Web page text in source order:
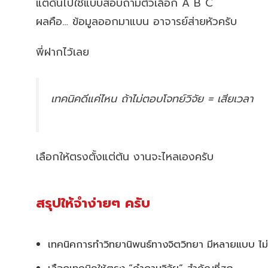
แต่ดันไปใช้แบบสอบถามตัวเลือก A B C
ผลคือ… ข้อมูลออกมาแบน อาจารย์ส่ายหัวครับ
พี่ฝากไว้เลย
เทคนิคดีแค่ไหน ถ้าไม่ตอบโจทย์วิจัย = เสียเวลา
เลือกให้ตรงตั้งแต่ต้น งานจะไหลเองครับ
สรุปให้จำง่ายๆ ครับ
เทคนิคการทำวิทยานิพนธ์ทางจิตวิทยา มีหลายแบบ